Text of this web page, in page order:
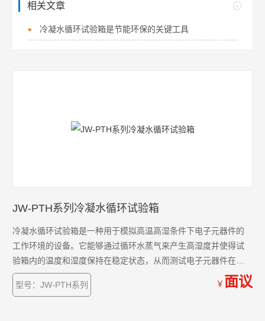
相关文章
冷凝水循环试验箱是节能环保的关键工具
JW-PTH系列冷凝水循环试验箱
冷凝水循环试验箱是一种用于模拟高温高湿条件下电子元器件的
工作环境的设备。它能够通过循环水蒸气来产生高湿度并使得试
验箱内的温度和湿度保持在稳定状态，从而测试电子元器件在高
温高湿环境下的性能和可靠性。
型号：JW-PTH系列
￥ 面议